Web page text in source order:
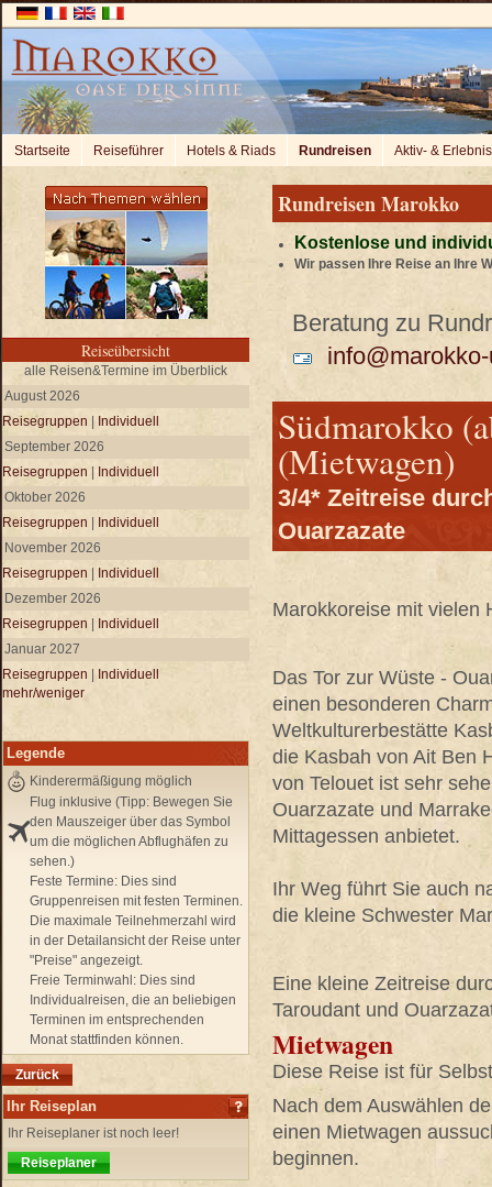
Startseite Reiseführer Hotels & Riads Rundreisen Aktiv- &
Reiseübersicht
alle Reisen&Termine im Überblick
August 2026
Reisegruppen
Individuell
September 2026
Reisegruppen
Individuell
Oktober 2026
Reisegruppen
Individuell
November 2026
Reisegruppen
Individuell
Dezember 2026
Reisegruppen
Individuell
Januar 2027
Reisegruppen
Individuell
mehr/weniger
Legende
Kinderermäßigung möglich
Flug inklusive (Tipp: Bewegen Sie
den Mauszeiger über das Symbol
um die möglichen Abflughäfen zu
sehen.)
Feste Termine: Dies sind
Gruppenreisen mit festen Terminen.
Die maximale Teilnehmerzahl wird
in der Detailansicht der Reise unter
"Preise" angezeigt.
Freie Terminwahl: Dies sind
Individualreisen, die an beliebigen
Terminen im entsprechenden
Monat stattfinden können.
Zurück
Ihr Reiseplan
Ihr Reiseplaner ist noch leer!
Reiseplaner
Rundreisen Marokko
Kostenlose und
Wir passen Ihre Reise an Ihre
Beratung zu
Südmarokko
(Mietwagen)
3/4* Zeitreise
Ouarzazate
Marokkoreise mit vielen
Das Tor zur Wüste -
einen besonderen
Weltkulturerbestätte
die Kasbah von Ait Ben
von Telouet ist sehr
Ouarzazate und
Mittagessen anbietet.
Ihr Weg führt Sie auch
die kleine Schwester
Eine kleine Zeitreise
Taroudant und
Mietwagen
Diese Reise ist für
Nach dem Auswählen
einen Mietwagen
beginnen.